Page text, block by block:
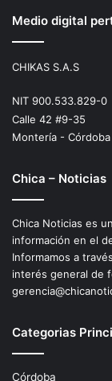
Medio digital
CHIKAS S.A.S
NIT 900.533.829-0
Calle 42 #9-35
Montería - Córdoba
Chica – Noticias
Chica Noticias es
información en el
Informamos a
interés general de
Categorias
Córdoba